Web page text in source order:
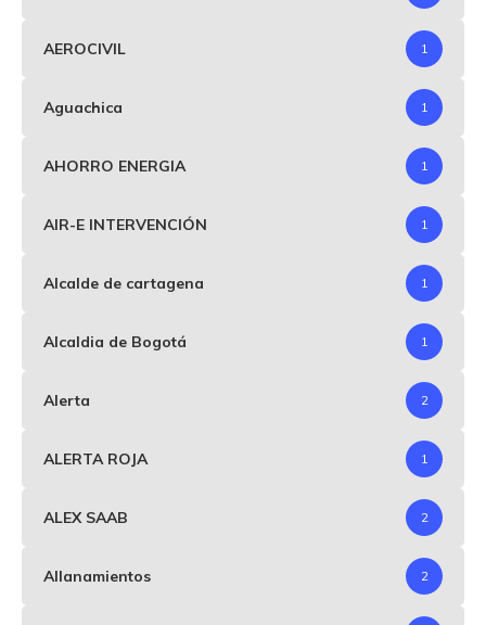
AEROCIVIL 1
Aguachica 1
AHORRO ENERGIA 1
AIR-E INTERVENCIÓN 1
Alcalde de cartagena 1
Alcaldia de Bogotá 1
Alerta 2
ALERTA ROJA 1
ALEX SAAB 2
Allanamientos 2